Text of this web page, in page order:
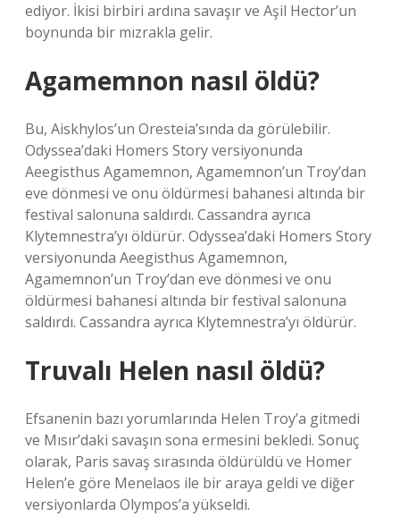
ediyor. İkisi birbiri ardına savaşır ve Aşil Hector’un
boynunda bir mızrakla gelir.
Agamemnon nasıl öldü?
Bu, Aiskhylos’un Oresteia’sında da görülebilir.
Odyssea’daki Homers Story versiyonunda
Aeegisthus Agamemnon, Agamemnon’un Troy’dan
eve dönmesi ve onu öldürmesi bahanesi altında bir
festival salonuna saldırdı. Cassandra ayrıca
Klytemnestra’yı öldürür. Odyssea’daki Homers Story
versiyonunda Aeegisthus Agamemnon,
Agamemnon’un Troy’dan eve dönmesi ve onu
öldürmesi bahanesi altında bir festival salonuna
saldırdı. Cassandra ayrıca Klytemnestra’yı öldürür.
Truvalı Helen nasıl öldü?
Efsanenin bazı yorumlarında Helen Troy’a gitmedi
ve Mısır’daki savaşın sona ermesini bekledi. Sonuç
olarak, Paris savaş sırasında öldürüldü ve Homer
Helen’e göre Menelaos ile bir araya geldi ve diğer
versiyonlarda Olympos’a yükseldi.